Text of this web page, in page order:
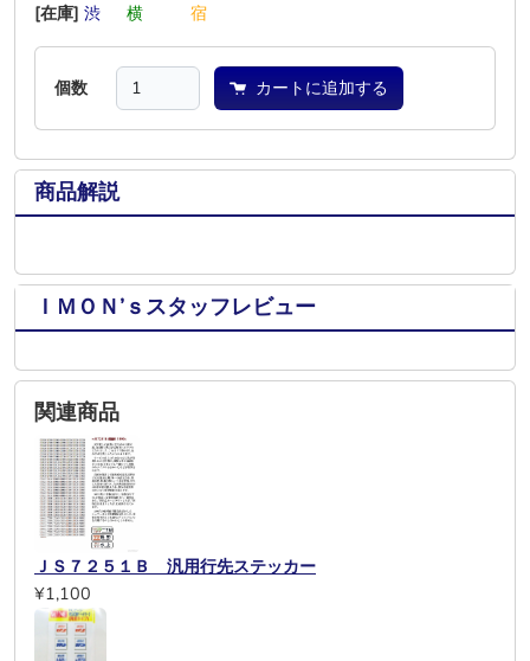
[在庫] 渋 横 宿
個数 カートに追加する
商品解説
ＩＭＯＮ’ｓスタッフレビュー
関連商品
ＪＳ７２５１Ｂ 汎用行先ステッカー
¥1,100